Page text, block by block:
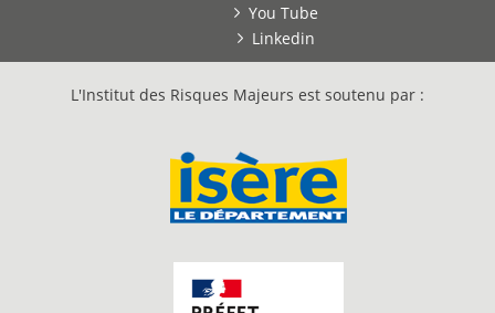
You Tube
Linkedin
L'Institut des Risques Majeurs est soutenu par :